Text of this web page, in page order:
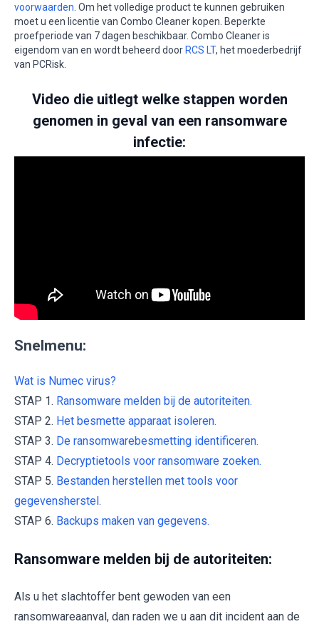
voorwaarden . Om het volledige product te kunnen gebruiken
moet u een licentie van Combo Cleaner kopen. Beperkte
proefperiode van 7 dagen beschikbaar. Combo Cleaner is
eigendom van en wordt beheerd door RCS LT, het moederbedrijf
van PCRisk.
Video die uitlegt welke stappen worden
genomen in geval van een ransomware
infectie:
Snelmenu:
Wat is Numec virus?
STAP 1. Ransomware melden bij de autoriteiten.
STAP 2. Het besmette apparaat isoleren.
STAP 3. De ransomwarebesmetting identificeren.
STAP 4. Decryptietools voor ransomware zoeken.
STAP 5. Bestanden herstellen met tools voor
gegevensherstel.
STAP 6. Backups maken van gegevens.
Ransomware melden bij de autoriteiten:
Als u het slachtoffer bent gewoden van een
ransomwareaanval, dan raden we u aan dit incident aan de